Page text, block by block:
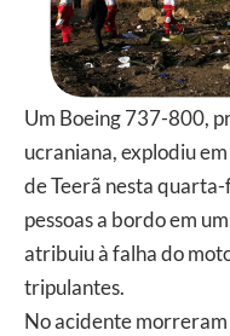
Um Boeing 737-800,
ucraniana, explodiu
de Teerã nesta
pessoas a bordo em
atribuiu à falha do
tripulantes.
No acidente